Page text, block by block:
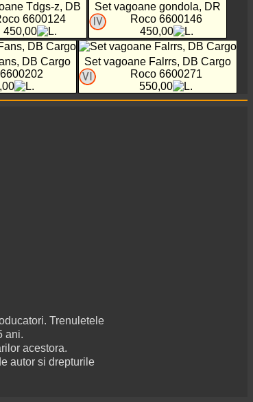
Tdgs-z, DB
6600124
450,00
Set vagoane gondola, DR
Roco 6600146
450,00
DB Cargo
Set vagoane Falrrs, DB Cargo
Roco 6600271
550,00
Trenuletele
ani.
acestora.
autor si drepturile